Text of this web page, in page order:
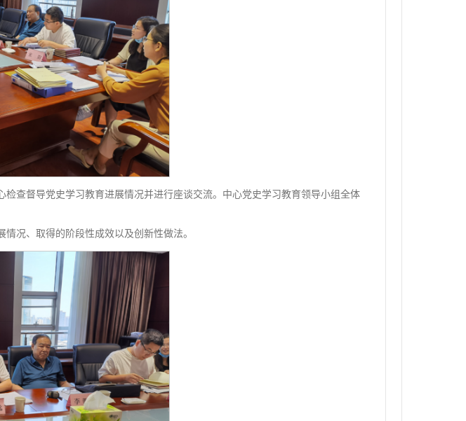
查督导党史学习教育进展情况并进行座谈交流。中心党史学习教育领导小组全体
况、取得的阶段性成效以及创新性做法。